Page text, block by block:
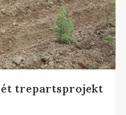
trepartsprojekt